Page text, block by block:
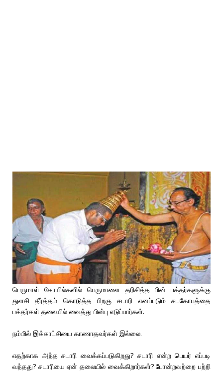
பெருமாள் கோயில்களில் பெருமாளை தரிசித்த பின் பக்தர்களுக்கு
துளசி தீர்த்தம் கொடுத்த பிறகு சடாரி எனப்படும் சடகோபத்தை
பக்தர்கள் தலையில் வைத்து பின்பு எடுப்பார்கள்.
நம்மில் இக்காட்சியை காணாதவர்கள் இல்லை.
எதற்காக அந்த சடாரி வைக்கப்படுகிறது? சடாரி என்ற பெயர் எப்படி
வந்தது? சடாரியை ஏன் தலையில் வைக்கிறார்கள்? போன்றவற்றை பற்றி